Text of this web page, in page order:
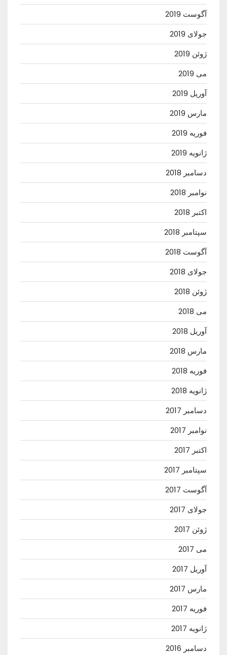
آگوست 2019
جولای 2019
ژوئن 2019
می 2019
آوریل 2019
مارس 2019
فوریه 2019
ژانویه 2019
دسامبر 2018
نوامبر 2018
اکتبر 2018
سپتامبر 2018
آگوست 2018
جولای 2018
ژوئن 2018
می 2018
آوریل 2018
مارس 2018
فوریه 2018
ژانویه 2018
دسامبر 2017
نوامبر 2017
اکتبر 2017
سپتامبر 2017
آگوست 2017
جولای 2017
ژوئن 2017
می 2017
آوریل 2017
مارس 2017
فوریه 2017
ژانویه 2017
دسامبر 2016